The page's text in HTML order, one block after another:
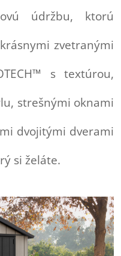
údržbu, ktorú
zvetranými
s textúrou,
strešnými oknami
dvojitými dverami
si želáte.